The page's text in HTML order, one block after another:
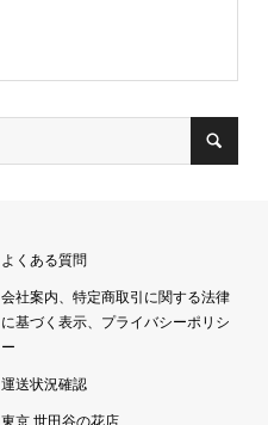
よくある質問
会社案内、特定商取引に関する法律
に基づく表示、プライバシーポリシ
ー
運送状況確認